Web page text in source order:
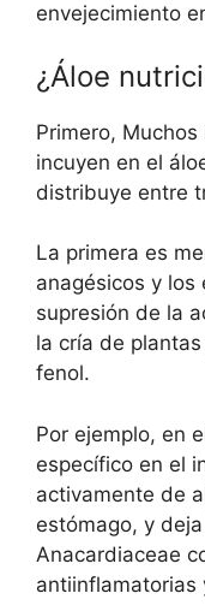
envejecimiento
¿Áloe
Primero,
incuyen en el
distribuye entre
La primera es
anagésicos y
supresión de la
la cría de
fenol.
Por ejemplo, en
específico en el
activamente de
estómago, y
Anacardiaceae
antiinflamatorias